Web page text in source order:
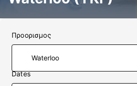
Προορισμος
Dates